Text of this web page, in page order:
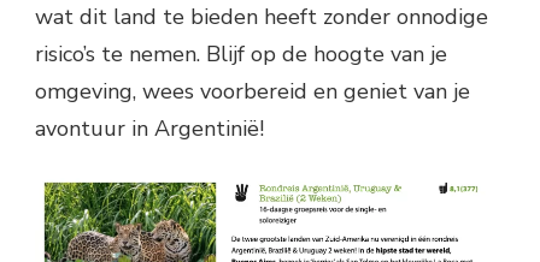
wat dit land te bieden heeft zonder onnodige
risico’s te nemen. Blijf op de hoogte van je
omgeving, wees voorbereid en geniet van je
avontuur in Argentinië!